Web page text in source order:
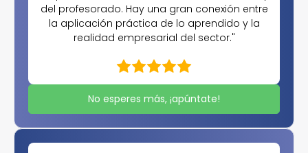
del profesorado. Hay una gran conexión entre
la aplicación práctica de lo aprendido y la
realidad empresarial del sector."
No esperes más, ¡apúntate!